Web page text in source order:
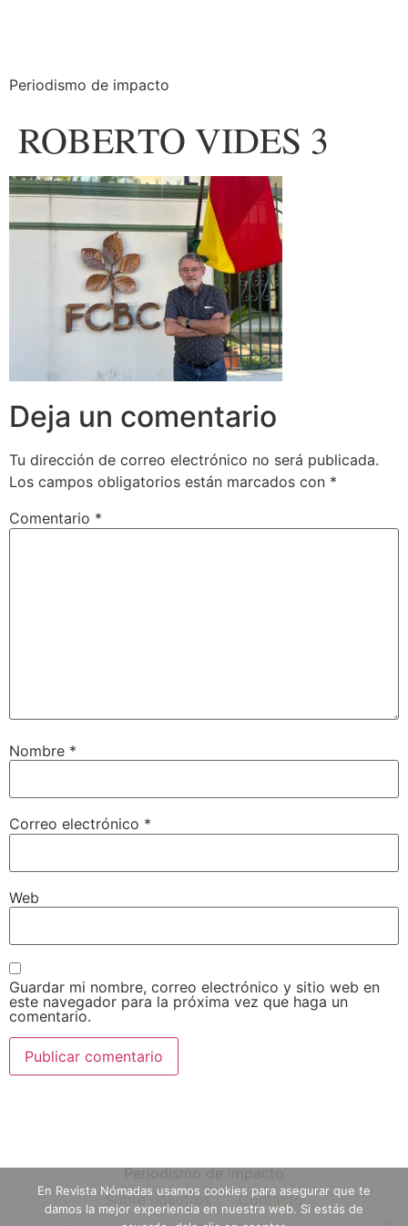
Periodismo de impacto
ROBERTO VIDES 3
Deja un comentario
Tu dirección de correo electrónico no será publicada.
Los campos obligatorios están marcados con *
Comentario *
Nombre *
Correo electrónico *
Web
Guardar mi nombre, correo electrónico y sitio web en
este navegador para la próxima vez que haga un
comentario.
Periodismo de impacto
Sobre nosotros
Contacto
En Revista Nómadas usamos cookies para asegurar que te
damos la mejor experiencia en nuestra web. Si estás de